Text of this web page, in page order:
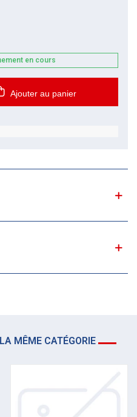
en cours
Ajouter au panier
MÊME CATÉGORIE